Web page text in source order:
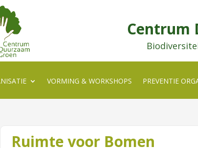
Centrum
Biodiversiteit
VORMING & WORKSHOPS PREVENTIE
Ruimte voor Bomen